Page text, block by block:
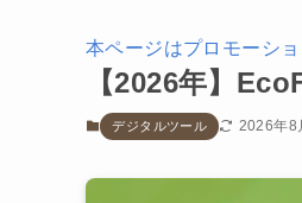
本ページはプロモーシ
【2026年】
デジタルツール 2026年8